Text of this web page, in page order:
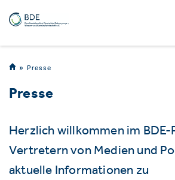
Presse
Presse
Herzlich willkommen im
Vertretern von Medien und
aktuelle Informationen zu